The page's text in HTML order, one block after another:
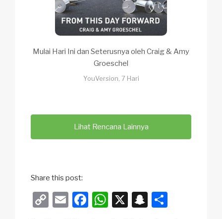
Mulai Hari Ini dan Seterusnya oleh Craig & Amy
Groeschel
YouVersion, 7 Hari
Lihat Rencana Lainnya
Share this post:
C
E
F
W X
S